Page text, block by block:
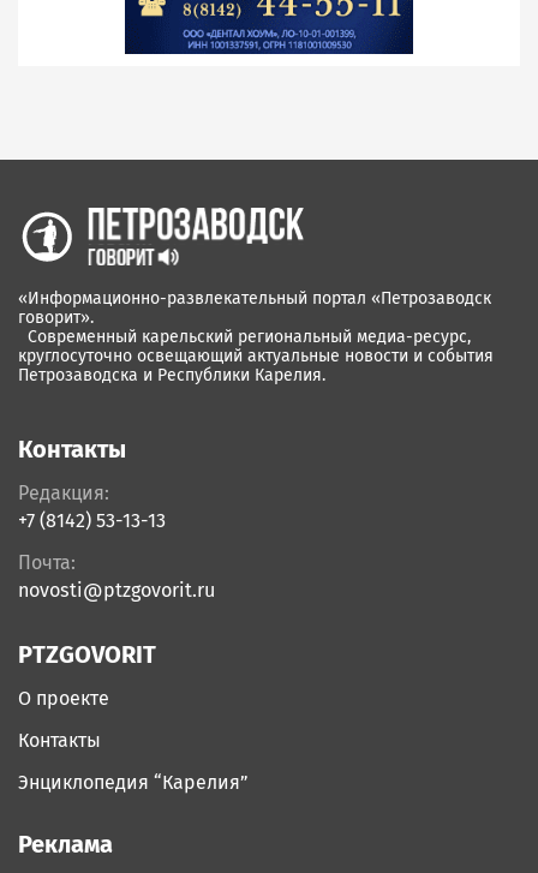
«Информационно-развлекательный портал «Петрозаводск
говорит».
Современный карельский региональный медиа-ресурс,
круглосуточно освещающий актуальные новости и события
Петрозаводска и Республики Карелия.
Контакты
Редакция:
+7 (8142) 53-13-13
Почта:
novosti@ptzgovorit.ru
PTZGOVORIT
О проекте
Контакты
Энциклопедия “Карелия”
Реклама